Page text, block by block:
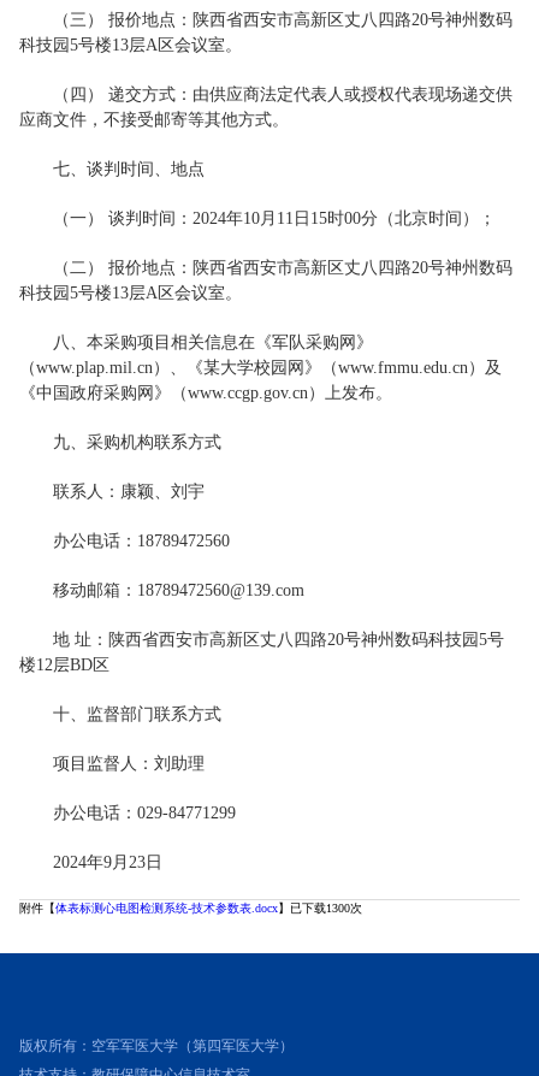
（三） 报价地点：陕西省西安市高新区丈八四路20号神州数码
科技园5号楼13层A区会议室。
（四） 递交方式：由供应商法定代表人或授权代表现场递交供
应商文件，不接受邮寄等其他方式。
七、谈判时间、地点
（一） 谈判时间：2024年10月11日15时00分（北京时间）；
（二） 报价地点：陕西省西安市高新区丈八四路20号神州数码
科技园5号楼13层A区会议室。
八、本采购项目相关信息在《军队采购网》
（www.plap.mil.cn）、《某大学校园网》（www.fmmu.edu.cn）及
《中国政府采购网》（www.ccgp.gov.cn）上发布。
九、采购机构联系方式
联系人：康颖、刘宇
办公电话：18789472560
移动邮箱：18789472560@139.com
地 址：陕西省西安市高新区丈八四路20号神州数码科技园5号
楼12层BD区
十、监督部门联系方式
项目监督人：刘助理
办公电话：029-84771299
2024年9月23日
附件【体表标测心电图检测系统-技术参数表.docx】已下载1300次
版权所有：空军军医大学（第四军医大学）